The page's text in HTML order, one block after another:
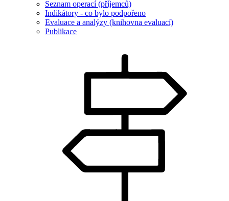
Seznam operací (příjemců)
Indikátory - co bylo podpořeno
Evaluace a analýzy (knihovna evaluací)
Publikace